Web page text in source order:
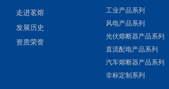
走进茗熔
发展历史
资质荣誉
工业产品系列
风电产品系列
光伏熔断器产品系列
直流配电产品系列
汽车熔断器产品系列
非标定制系列